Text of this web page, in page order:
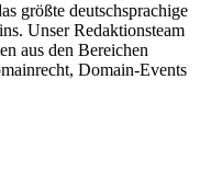
größte deutschsprachige
Unser Redaktionsteam
aus den Bereichen
Domain-Events